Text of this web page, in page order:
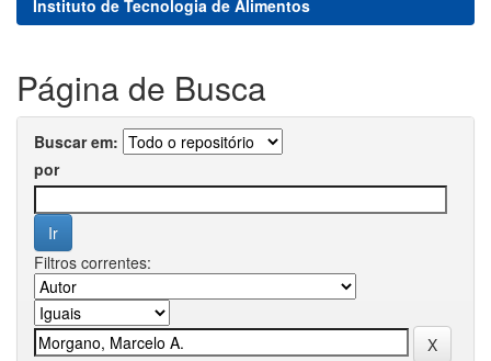
Instituto de Tecnologia de Alimentos
Página de Busca
Buscar em:
por
Filtros correntes: